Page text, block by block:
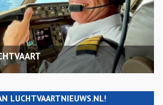
LUCHTVAARTNIEUWS.NL!